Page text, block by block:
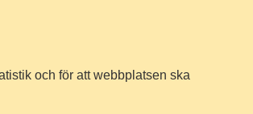
och för att webbplatsen ska